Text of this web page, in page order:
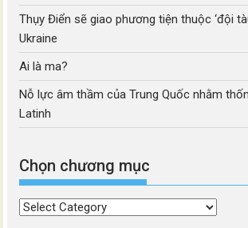
Thụy Điển sẽ giao phương tiện thuộc ‘đội
Ukraine
Ai là ma?
Nỗ lực âm thầm của Trung Quốc nhằm
Latinh
Chọn chương mục
Chọn